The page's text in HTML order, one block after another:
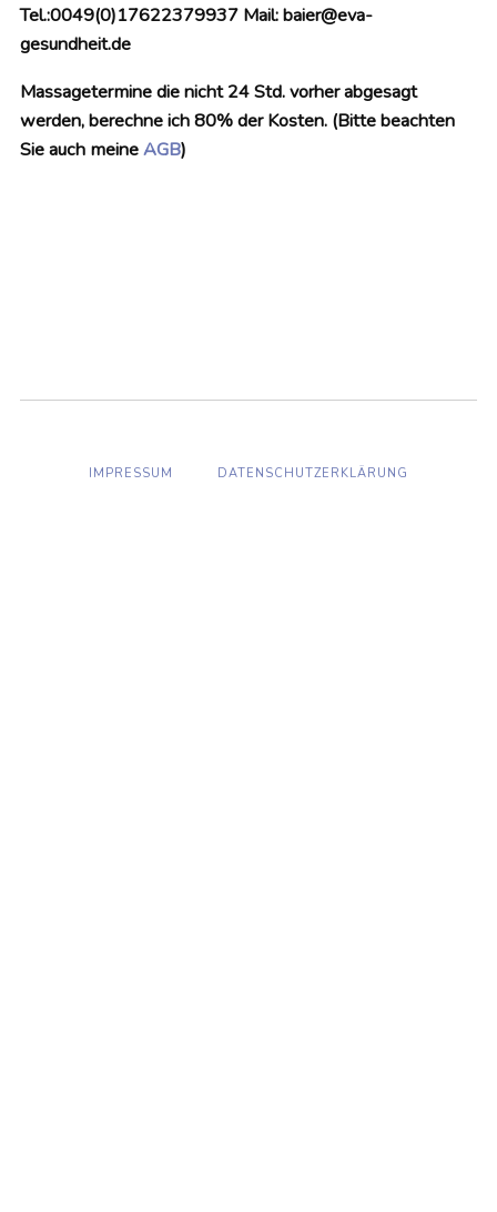
Tel.:0049(0)17622379937 Mail: baier@eva-
gesundheit.de
Massagetermine die nicht 24 Std. vorher abgesagt
werden, berechne ich 80% der Kosten. (Bitte beachten
Sie auch meineAGB)
IMPRESSUM DATENSCHUTZERKLÄRUNG